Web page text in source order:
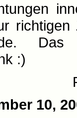
Das
:)
10,